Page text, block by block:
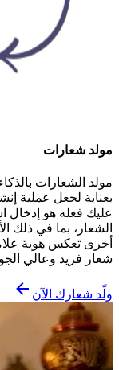
مولد شعارات
مولد الشعارات
بعناية لجعل عملية
عليك فعله هو إدخال
الشعار، بما في ذلك
أخرى تعكس هوية
شعار فريد وعالي
ولّد شعارك الآن